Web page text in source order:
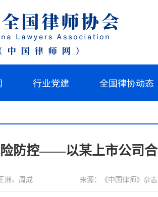
行业党建 全国律协动态
防控——以某上市公司
洲、周成 来源：《中国律师》杂志